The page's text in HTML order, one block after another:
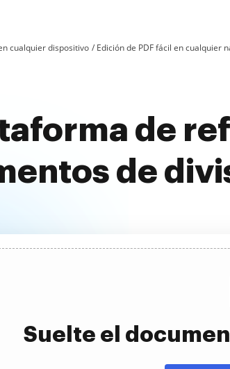
cualquier dispositivo Edición de PDF fácil en cualquier
de
de
Suelte el